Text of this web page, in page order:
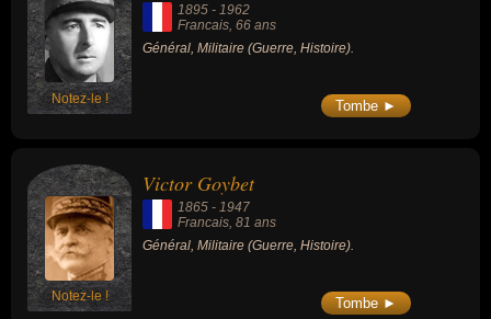
Notez-le !
1895 - 1962
Francais, 66 ans
Général, Militaire (Guerre, Histoire).
Tombe ►
Notez-le !
Victor Goybet
1865 - 1947
Francais, 81 ans
Général, Militaire (Guerre, Histoire).
Tombe ►